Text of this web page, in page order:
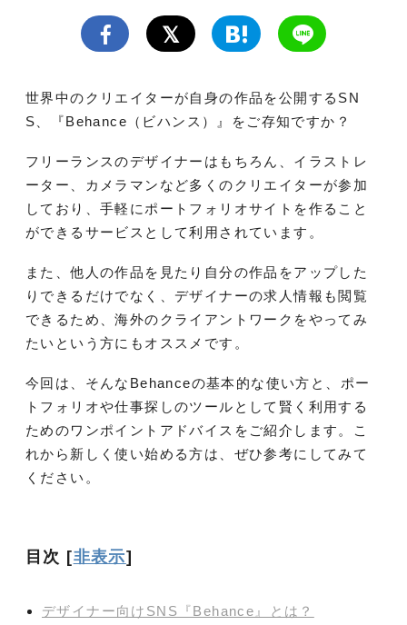
世界中のクリエイターが自身の作品を公開するSN
S、『Behance（ビハンス）』をご存知ですか？
フリーランスのデザイナーはもちろん、イラストレ
ーター、カメラマンなど多くのクリエイターが参加
しており、手軽にポートフォリオサイトを作ること
ができるサービスとして利用されています。
また、他人の作品を見たり自分の作品をアップした
りできるだけでなく、デザイナーの求人情報も閲覧
できるため、海外のクライアントワークをやってみ
たいという方にもオススメです。
今回は、そんなBehanceの基本的な使い方と、ポー
トフォリオや仕事探しのツールとして賢く利用する
ためのワンポイントアドバイスをご紹介します。こ
れから新しく使い始める方は、ぜひ参考にしてみて
ください。
目次 [非表示]
デザイナー向けSNS『Behance』とは？